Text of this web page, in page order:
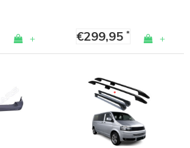
+ €299,95* +